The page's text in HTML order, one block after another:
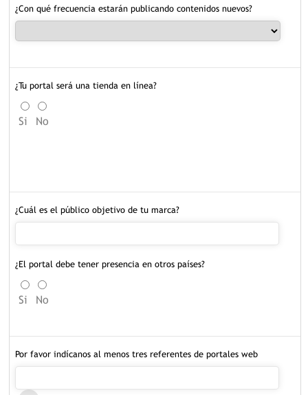
¿Con qué frecuencia estarán publicando contenidos nuevos?
¿Tu portal será una tienda en línea?
Si No
¿Cuál es el público objetivo de tu marca?
¿El portal debe tener presencia en otros países?
Si No
Por favor indícanos al menos tres referentes de portales web